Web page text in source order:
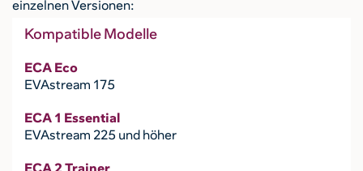
einzelnen Versionen:
Kompatible Modelle
ECA Eco
EVAstream 175
ECA 1 Essential
EVAstream 225 und höher